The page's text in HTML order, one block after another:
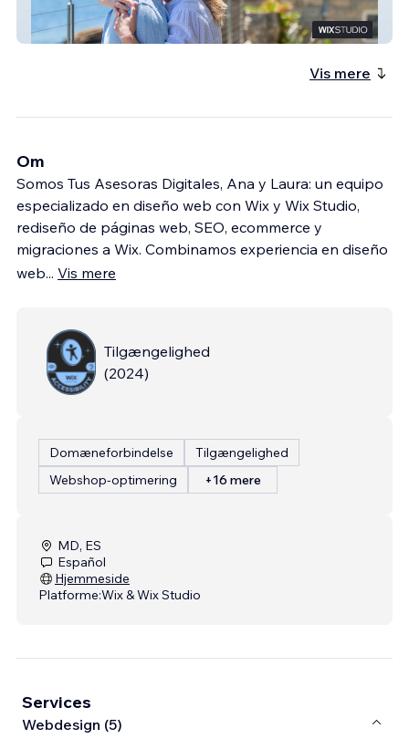
Dream
Vis mere
Om
Somos Tus Asesoras Digitales, Ana y Laura: un equipo
especializado en diseño web con Wix y Wix Studio,
rediseño de páginas web, SEO, ecommerce y
migraciones a Wix. Combinamos experiencia en diseño
web... Vis mere
Tilgængelighed
(2024)
Domæneforbindelse
Tilgængelighed
Webshop-optimering
+16 mere
MD, ES
Español
Hjemmeside
Platforme:Wix & Wix Studio
Services
Webdesign (5)